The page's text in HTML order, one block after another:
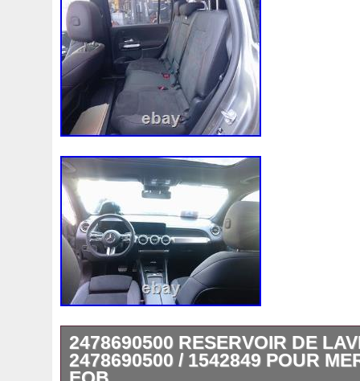
2478690500 RESERVOIR DE
2478690500 / 1542849 POUR